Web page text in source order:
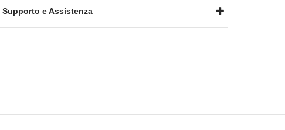
Supporto e Assistenza